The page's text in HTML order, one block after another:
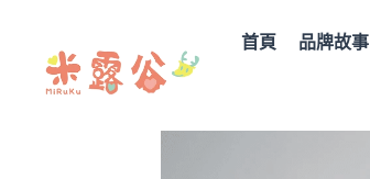
首頁 品牌故事